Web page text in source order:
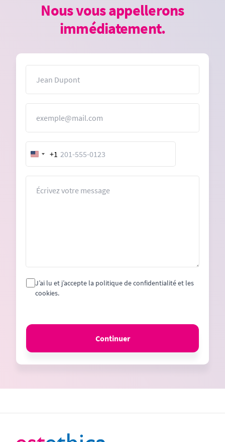
Nous vous appellerons
immédiatement.
United
States
+1
J’ai lu et j’accepte la politique de confidentialité et les
cookies.
Continuer